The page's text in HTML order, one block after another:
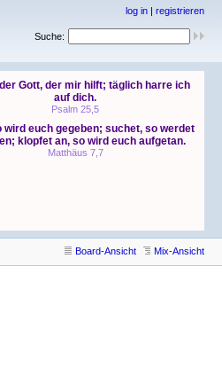
log in | registrieren
Suche:
Board-Ansicht Mix-Ansicht